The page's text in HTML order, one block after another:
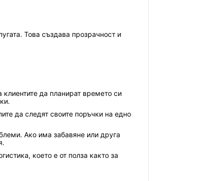
Това създава прозрачност и
да планират времето си
да следят своите поръчки на едно
Ако има забавяне или друга
което е от полза както за